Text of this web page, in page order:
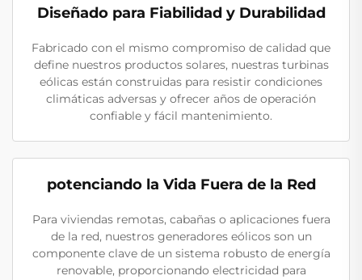
Diseñado para Fiabilidad y Durabilidad
Fabricado con el mismo compromiso de calidad que
define nuestros productos solares, nuestras turbinas
eólicas están construidas para resistir condiciones
climáticas adversas y ofrecer años de operación
confiable y fácil mantenimiento.
potenciando la Vida Fuera de la Red
Para viviendas remotas, cabañas o aplicaciones fuera
de la red, nuestros generadores eólicos son un
componente clave de un sistema robusto de energía
renovable, proporcionando electricidad para